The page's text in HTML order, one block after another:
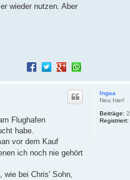
wieder nutzen. Aber
Ingaa
Neu hier!
Beiträge: 2
Registriert:
Flughafen
habe.
vor dem Kauf
ich noch nie gehört
wie bei Chris' Sohn,